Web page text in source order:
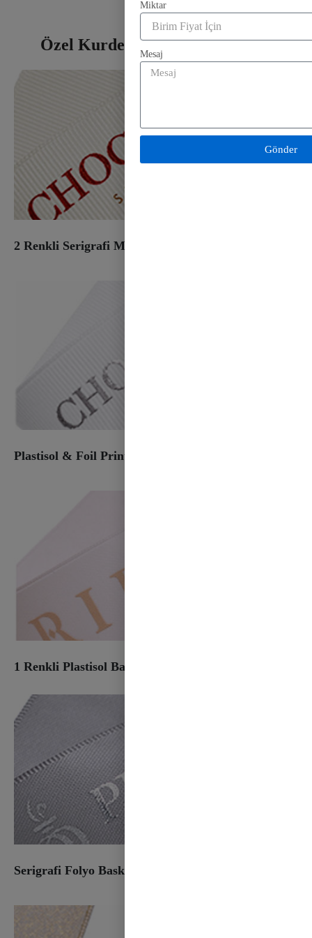
Özel Kurdele Baskı El Sanatları
2 Renkli Serigrafi Mürekkep Baskı
Plastisol & Foil Print
1 Renkli Plastisol Baskı
Serigrafi Folyo Baskı
Miktar
Mesaj
Gönder